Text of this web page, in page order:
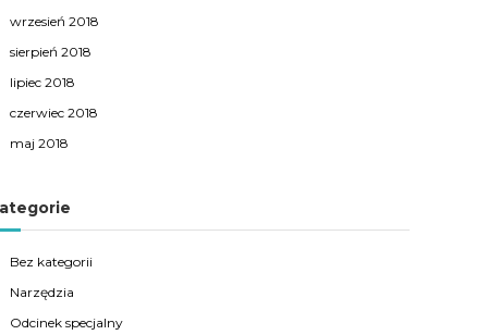
wrzesień 2018
sierpień 2018
lipiec 2018
czerwiec 2018
maj 2018
Bez kategorii
Narzędzia
Odcinek specjalny